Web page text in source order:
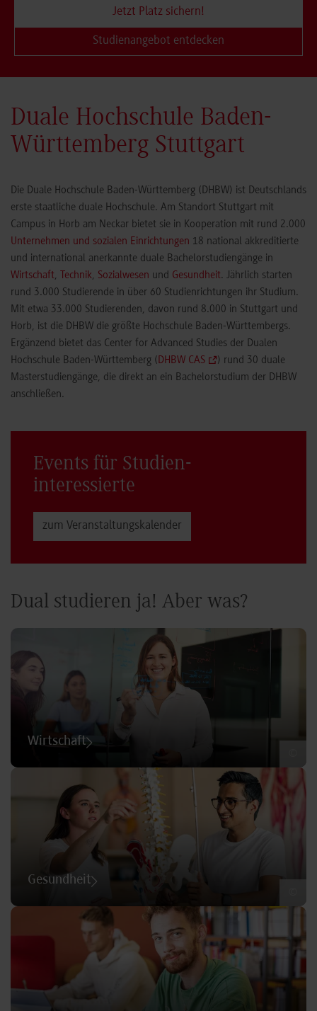
Jetzt Platz sichern!
Studienangebot entdecken
Duale Hochschule Baden-
Württemberg Stuttgart
Die Duale Hochschule Baden-Württemberg (DHBW) ist Deutschlands
erste staatliche duale Hochschule. Am Standort Stuttgart mit
Campus in Horb am Neckar bietet sie in Kooperation mit rund 2.000
Unternehmen und sozialen Einrichtungen 18 national akkreditierte
und international anerkannte duale Bachelorstudiengänge in
Wirtschaft, Technik, Sozialwesen und Gesundheit. Jährlich starten
rund 3.000 Studierende in über 60 Studienrichtungen ihr Studium.
Mit etwa 33.000 Studierenden, davon rund 8.000 in Stuttgart und
Horb, ist die DHBW die größte Hochschule Baden-Württembergs.
Ergänzend bietet das Center for Advanced Studies der Dualen
Hochschule Baden-Württemberg (DHBW CAS
) rund 30 duale
Masterstudiengänge, die direkt an ein Bachelorstudium der DHBW
anschließen.
Events für Studien­
interessierte
zum Veranstaltungs­kalender
Dual studieren ja! Aber was?
Wirtschaft
Gesundheit